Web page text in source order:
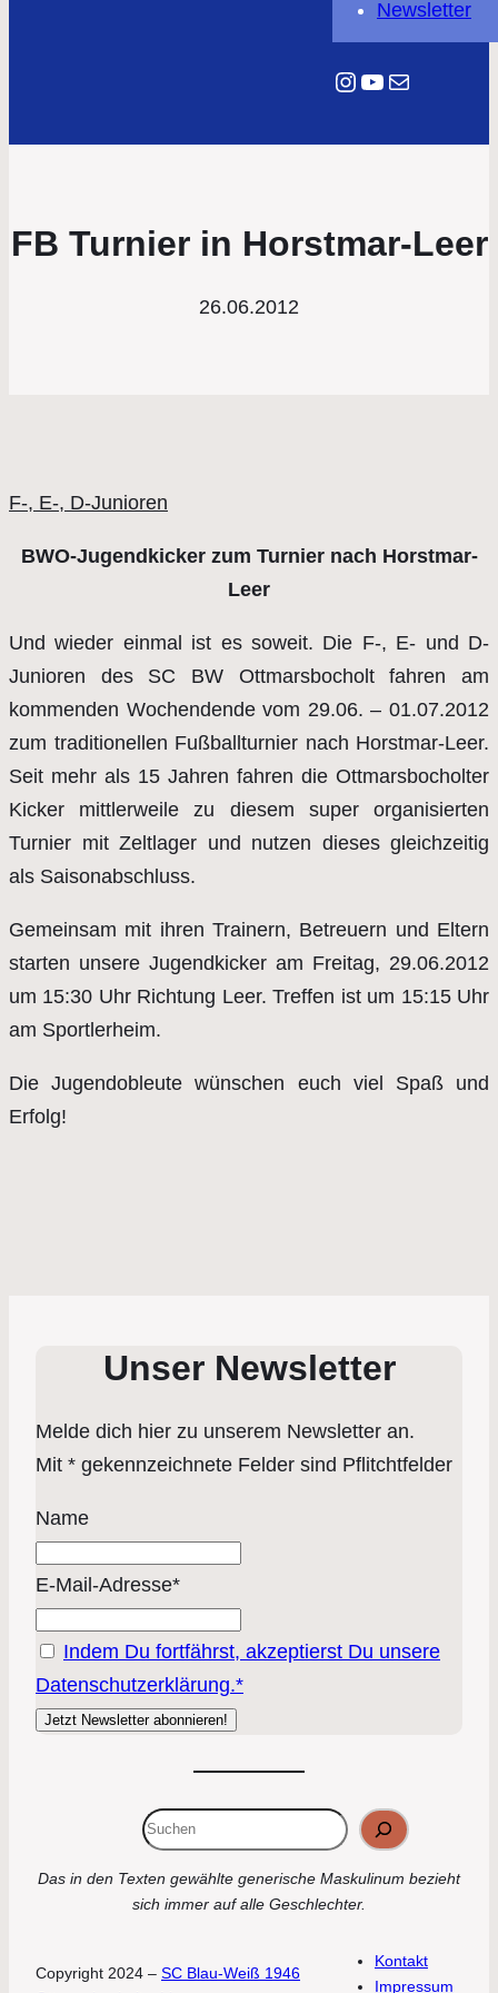
Newsletter
Instagram
YouTube
E-Mail
FB Turnier in Horstmar-Leer
26.06.2012
F-, E-, D-Junioren
BWO-Jugendkicker zum Turnier nach Horstmar-
Leer
Und wieder einmal ist es soweit. Die F-, E- und D-
Junioren des SC BW Ottmarsbocholt fahren am
kommenden Wochendende vom 29.06. – 01.07.2012
zum traditionellen Fußballturnier nach Horstmar-Leer.
Seit mehr als 15 Jahren fahren die Ottmarsbocholter
Kicker mittlerweile zu diesem super organisierten
Turnier mit Zeltlager und nutzen dieses gleichzeitig
als Saisonabschluss.
Gemeinsam mit ihren Trainern, Betreuern und Eltern
starten unsere Jugendkicker am Freitag, 29.06.2012
um 15:30 Uhr Richtung Leer. Treffen ist um 15:15 Uhr
am Sportlerheim.
Die Jugendobleute wünschen euch viel Spaß und
Erfolg!
Unser Newsletter
Melde dich hier zu unserem Newsletter an.
Mit * gekennzeichnete Felder sind Pflitchtfelder
Name
E-Mail-Adresse*
Indem Du fortfährst, akzeptierst Du unsere
Datenschutzerklärung.*
Das in den Texten gewählte generische Maskulinum bezieht
sich immer auf alle Geschlechter.
Copyright 2024 – SC Blau-Weiß 1946
Kontakt
Impressum